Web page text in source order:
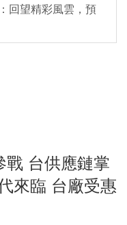
回望精彩風雲，預
戰 台供應鏈掌
來臨 台廠受惠